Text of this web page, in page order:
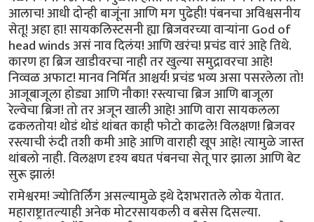
आलाच! आधी दोन्ही‌ बाजूंना आणि मग पुढेही! पंबनचा अविश्वसनीय
सेतू! अहा हा! सायकलिस्टसनी ह्या ब्रिजवरच्या वार्‍यांना God of
head winds असं नाव दिलंय! आणि खरंच! प्रचंड वारं आहे तिथे.
कारण हा ब्रिज खाडीवरचा नाही तर खुल्या समुद्रावरचा आहे!
निव्वळ अफाट! मानव निर्मित आश्चर्य! प्रचंड भव्य असा पसरलेला तो!
आजूबाजूला होड्या आणि नौका! रस्त्याचा ब्रिज आणि बाजूला
रेल्वेचा ब्रिज! तो तर अजून खाली आहे! आणि वारा सायकलला
ढकलतोय! थोडं थोडं थांबत काही फोटो काढले! विलक्षण! ब्रिजवर
रस्त्याची रुंदी तशी कमी आहे आणि वाराही खूप आहे! त्यामुळे जास्त
थांबलो नाही. विलक्षण दृश्य बघत पंबनचा सेतू पार झाला आणि बेट
सुरू झालं!
रामेश्वरम! ज्योतिर्लिंग असल्यामुळे इथे देशभरातले लोक येतात.
महाराष्ट्रातल्याही अनेक मोटरसायकली व बसेस दिसल्या.